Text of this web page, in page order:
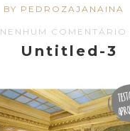
BY PEDROZAJANAINA
NENHUM COMENTÁRIO
Untitled-3